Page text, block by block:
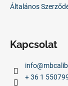
Általános
Kapcsolat
info@
+ 36 1